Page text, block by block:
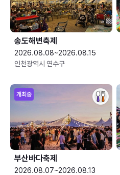
송도해변축제
2026.08.08~2026.08.15
인천광역시 연수구
개최중
부산바다축제
2026.08.07~2026.08.13